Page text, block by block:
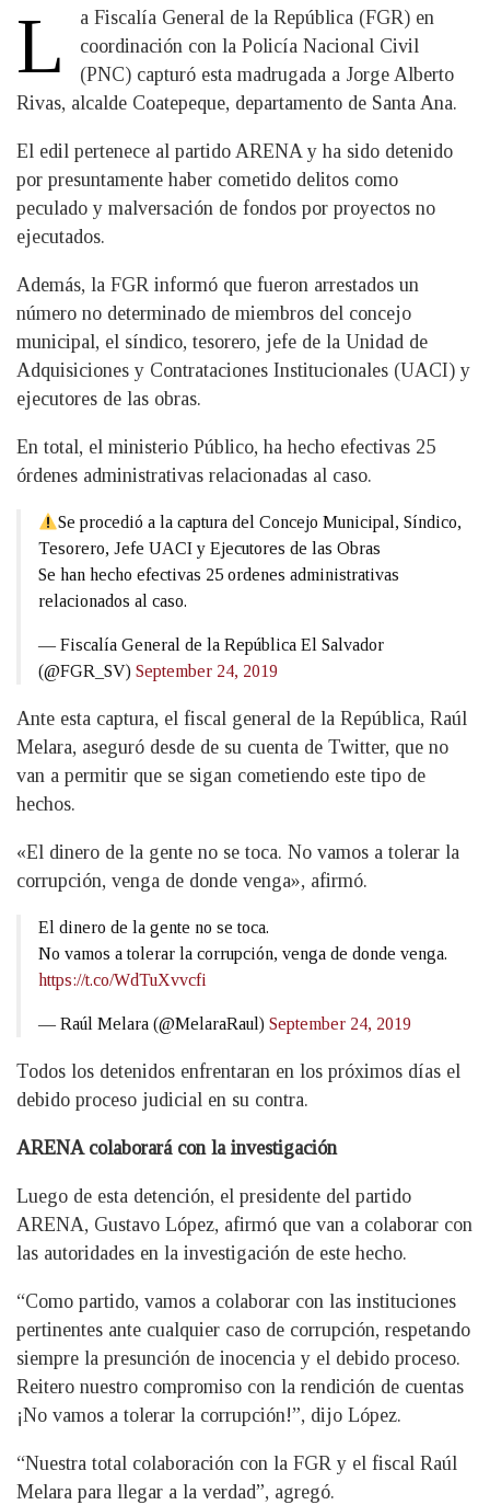
L
a Fiscalía General de la República (FGR) en
coordinación con la Policía Nacional Civil
(PNC) capturó esta madrugada a Jorge Alberto
Rivas, alcalde Coatepeque, departamento de Santa Ana.
El edil pertenece al partido ARENA y ha sido detenido
por presuntamente haber cometido delitos como
peculado y malversación de fondos por proyectos no
ejecutados.
Además, la FGR informó que fueron arrestados un
número no determinado de miembros del concejo
municipal, el síndico, tesorero, jefe de la Unidad de
Adquisiciones y Contrataciones Institucionales (UACI) y
ejecutores de las obras.
En total, el ministerio Público, ha hecho efectivas 25
órdenes administrativas relacionadas al caso.
Se procedió a la captura del Concejo Municipal, Síndico,
Tesorero, Jefe UACI y Ejecutores de las Obras
Se han hecho efectivas 25 ordenes administrativas
relacionados al caso.
— Fiscalía General de la República El Salvador
(@FGR_SV) September 24, 2019
Ante esta captura, el fiscal general de la República, Raúl
Melara, aseguró desde de su cuenta de Twitter, que no
van a permitir que se sigan cometiendo este tipo de
hechos.
«El dinero de la gente no se toca. No vamos a tolerar la
corrupción, venga de donde venga», afirmó.
El dinero de la gente no se toca.
No vamos a tolerar la corrupción, venga de donde venga.
https://t.co/WdTuXvvcfi
— Raúl Melara (@MelaraRaul) September 24, 2019
Todos los detenidos enfrentaran en los próximos días el
debido proceso judicial en su contra.
ARENA colaborará con la investigación
Luego de esta detención, el presidente del partido
ARENA, Gustavo López, afirmó que van a colaborar con
las autoridades en la investigación de este hecho.
“Como partido, vamos a colaborar con las instituciones
pertinentes ante cualquier caso de corrupción, respetando
siempre la presunción de inocencia y el debido proceso.
Reitero nuestro compromiso con la rendición de cuentas
¡No vamos a tolerar la corrupción!”, dijo López.
“Nuestra total colaboración con la FGR y el fiscal Raúl
Melara para llegar a la verdad”, agregó.